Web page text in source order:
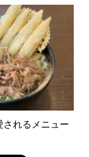
されるメニュー